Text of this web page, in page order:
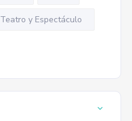
Teatro y Espectáculo